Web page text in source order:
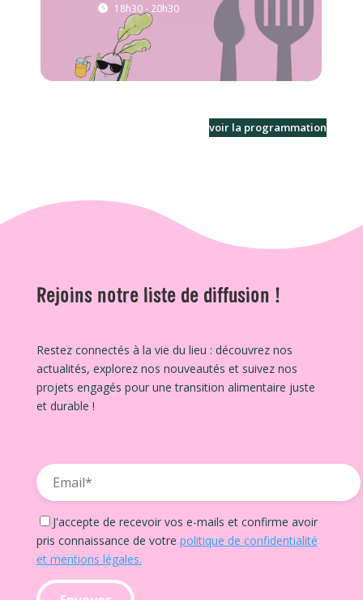
18h30 - 20h30
voir la programmation
Rejoins notre liste de diffusion !
Restez connectés à la vie du lieu : découvrez nos
actualités, explorez nos nouveautés et suivez nos
projets engagés pour une transition alimentaire juste
et durable !
J'accepte de recevoir vos e-mails et confirme avoir
pris connaissance de votre politique de confidentialité
et mentions légales.